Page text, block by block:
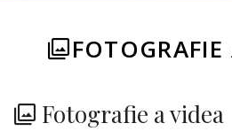
Fotografie a videa